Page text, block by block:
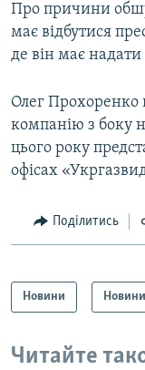
Про причини
має відбутися
де він має
Олег Прохоренко
компанію з боку
цього року
офісах
Поділитись
Новини
Читайте